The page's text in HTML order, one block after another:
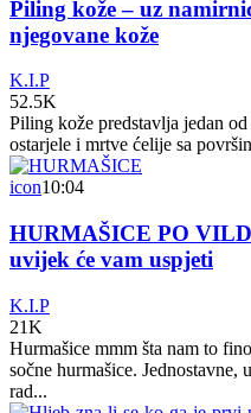
Piling kože – uz
njegovane kože
K.I.P
52.5K
Piling kože predstavlja jedan
ostarjele i mrtve ćelije sa
icon10:04
HURMAŠICE PO
uvijek će vam uspjeti
K.I.P
21K
Hurmašice mmm šta nam to
sočne hurmašice. Jednostavne,
rad...